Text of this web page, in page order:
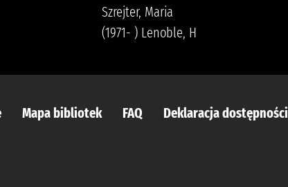
Szrejter, Maria
(1971- ) Lenoble, H
Mapa bibliotek FAQ Deklaracja dostępności